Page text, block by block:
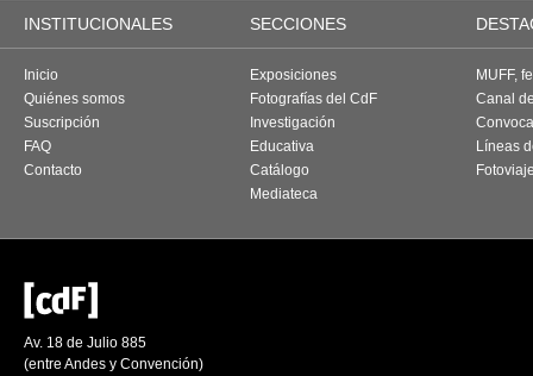
INSTITUCIONALES SECCIONES
Inicio
Quiénes somos
Suscripción
FAQ
Contacto
Exposiciones
Fotografías del CdF
Investigación
Educativa
Catálogo
Mediateca
MUFF,
Canal
Líneas
Av. 18 de Julio 885
(entre Andes y Convención)